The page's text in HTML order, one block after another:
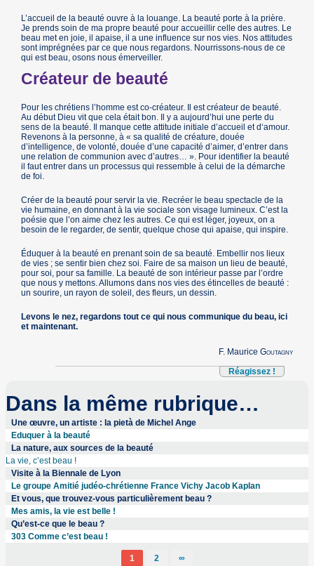
L’accueil de la beauté ouvre à la louange. La beauté porte à la prière.
Je prends soin de ma propre beauté pour accueillir celle des autres. Le
beau met en joie, il apaise, il a une influence sur nos vies. Nos attitudes
sont imprégnées par ce que nous regardons. Nourrissons-nous de ce
qui est beau, osons nous émerveiller.
Créateur de beauté
Pour les chrétiens l’homme est co-créateur. Il est créateur de beauté.
Au début Dieu vit que cela était bon. Il y a aujourd’hui une perte du
sens de la beauté. Il manque cette attitude initiale d’accueil et d‘amour.
Revenons à la personne, à « sa qualité de créature, douée
d’intelligence, de volonté, douée d’une capacité d’aimer, d’entrer dans
une relation de communion avec d’autres… ». Pour identifier la beauté
il faut entrer dans un processus qui ressemble à celui de la démarche
de foi.
Créer de la beauté pour servir la vie. Recréer le beau spectacle de la
vie humaine, en donnant à la vie sociale son visage lumineux. C’est la
poésie que l’on aime chez les autres. Ce qui est léger, joyeux, on a
besoin de le regarder, de sentir, quelque chose qui apaise, qui inspire.
Éduquer à la beauté en prenant soin de sa beauté. Embellir nos lieux
de vies ; se sentir bien chez soi. Faire de sa maison un lieu de beauté,
pour soi, pour sa famille. La beauté de son intérieur passe par l’ordre
que nous y mettons. Allumons dans nos vies des étincelles de beauté :
un sourire, un rayon de soleil, des fleurs, un dessin.
Levons le nez, regardons tout ce qui nous communique du beau, ici
et maintenant.
F. Maurice Goutagny
Réagissez !
Dans la même rubrique…
Une œuvre, un artiste : la pietà de Michel Ange
Eduquer à la beauté
La nature, aux sources de la beauté
La vie, c’est beau !
Visite à la Biennale de Lyon
Le groupe Amitié judéo-chrétienne France Vichy Jacob Kaplan
Et vous, que trouvez-vous particulièrement beau ?
Mes amis, la vie est belle !
Qu’est-ce que le beau ?
303 Comme c’est beau !
1 2 ∞